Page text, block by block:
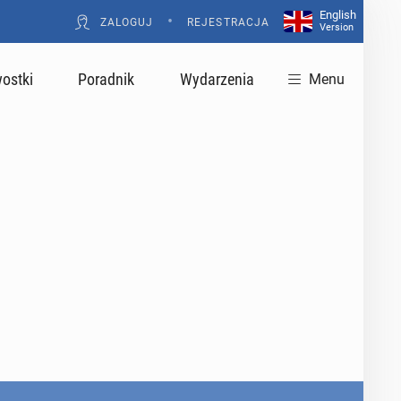
ZALOGUJ • REJESTRACJA
English
Version
Poradnik Wydarzenia Menu